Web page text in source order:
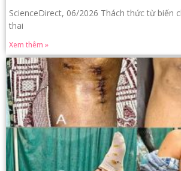
ScienceDirect, 06/2026 Thách thức từ biến
thai
Xem thêm »